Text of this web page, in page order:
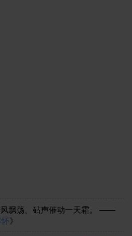
飘荡。砧声催动一天霜。
——
》